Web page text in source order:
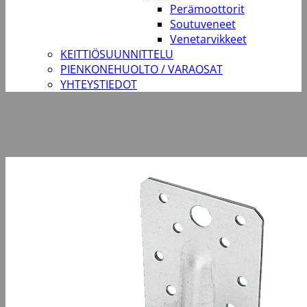
Perämoottorit
Soutuveneet
Venetarvikkeet
KEITTIÖSUUNNITTELU
PIENKONEHUOLTO / VARAOSAT
YHTEYSTIEDOT